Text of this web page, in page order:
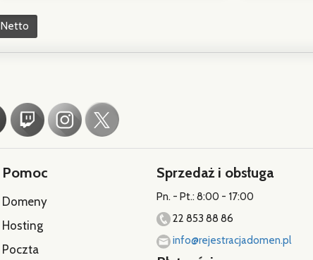
Netto
Pomoc
Domeny
Hosting
Poczta
Sprzedaż i obsługa
Pn. - Pt.: 8:00 - 17:00
22 853 88 86
info@rejestracjadomen.pl